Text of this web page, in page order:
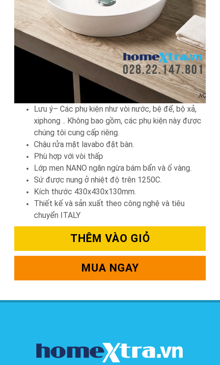
Lưu ý– Các phụ kiện như vòi nước, bệ để, bộ xả,
xiphong .. Không bao gồm, các phụ kiện này được
chúng tôi cung cấp riêng.
Chậu rửa mặt lavabo đặt bàn.
Phù hợp với vòi thấp
Lớp men NANO ngăn ngừa bám bẩn và ố vàng.
Sứ được nung ở nhiệt độ trên 1250C.
Kích thước 430x430x130mm.
Thiết kế và sản xuất theo công nghệ và tiêu
chuyển ITALY
THÊM VÀO GIỎ
MUA NGAY